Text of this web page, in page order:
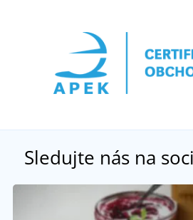
Sledujte nás na